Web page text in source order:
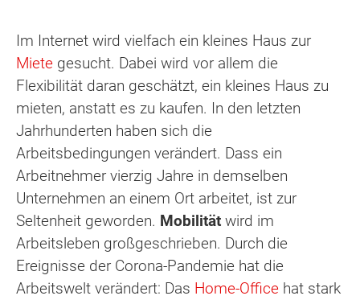
Im Internet wird vielfach ein kleines Haus zur
Miete gesucht. Dabei wird vor allem die
Flexibilität daran geschätzt, ein kleines Haus zu
mieten, anstatt es zu kaufen. In den letzten
Jahrhunderten haben sich die
Arbeitsbedingungen verändert. Dass ein
Arbeitnehmer vierzig Jahre in demselben
Unternehmen an einem Ort arbeitet, ist zur
Seltenheit geworden. Mobilität wird im
Arbeitsleben großgeschrieben. Durch die
Ereignisse der Corona-Pandemie hat die
Arbeitswelt verändert: Das Home-Office hat stark